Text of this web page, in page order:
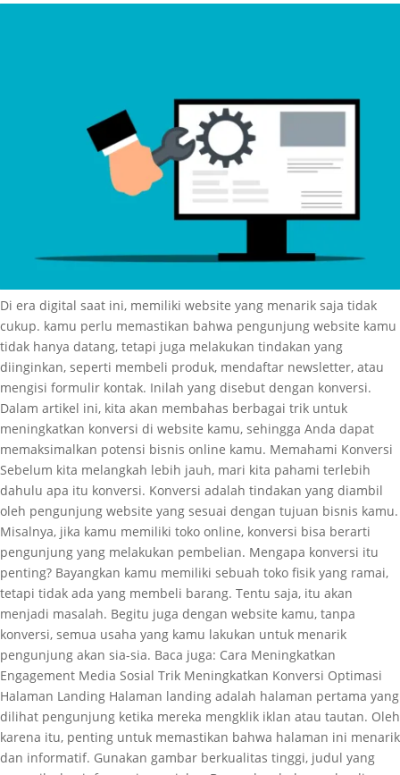
Di era digital saat ini, memiliki website yang menarik saja tidak
cukup. kamu perlu memastikan bahwa pengunjung website kamu
tidak hanya datang, tetapi juga melakukan tindakan yang
diinginkan, seperti membeli produk, mendaftar newsletter, atau
mengisi formulir kontak. Inilah yang disebut dengan konversi.
Dalam artikel ini, kita akan membahas berbagai trik untuk
meningkatkan konversi di website kamu, sehingga Anda dapat
memaksimalkan potensi bisnis online kamu. Memahami Konversi
Sebelum kita melangkah lebih jauh, mari kita pahami terlebih
dahulu apa itu konversi. Konversi adalah tindakan yang diambil
oleh pengunjung website yang sesuai dengan tujuan bisnis kamu.
Misalnya, jika kamu memiliki toko online, konversi bisa berarti
pengunjung yang melakukan pembelian. Mengapa konversi itu
penting? Bayangkan kamu memiliki sebuah toko fisik yang ramai,
tetapi tidak ada yang membeli barang. Tentu saja, itu akan
menjadi masalah. Begitu juga dengan website kamu, tanpa
konversi, semua usaha yang kamu lakukan untuk menarik
pengunjung akan sia-sia. Baca juga: Cara Meningkatkan
Engagement Media Sosial Trik Meningkatkan Konversi Optimasi
Halaman Landing Halaman landing adalah halaman pertama yang
dilihat pengunjung ketika mereka mengklik iklan atau tautan. Oleh
karena itu, penting untuk memastikan bahwa halaman ini menarik
dan informatif. Gunakan gambar berkualitas tinggi, judul yang